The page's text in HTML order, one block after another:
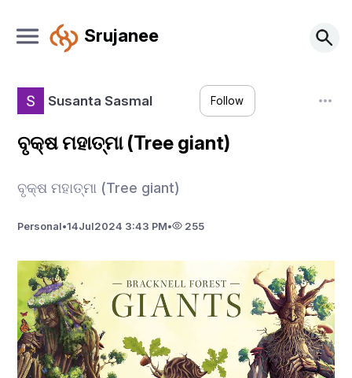
Srujanee
Susanta Sasmal Follow
ବୃକ୍ଷ ମହାତ୍ମା (Tree giant)
ବୃକ୍ଷ ମହାତ୍ମା (Tree giant)
Personal•14Jul2024 3:43 PM• 255